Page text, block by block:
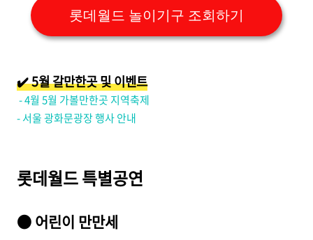
롯데월드 놀이기구 조회하기
✔️ 5월 갈만한곳 및 이벤트
- 4월 5월 가볼만한곳 지역축제
- 서울 광화문광장 행사 안내
롯데월드 특별공연
● 어린이 만만세